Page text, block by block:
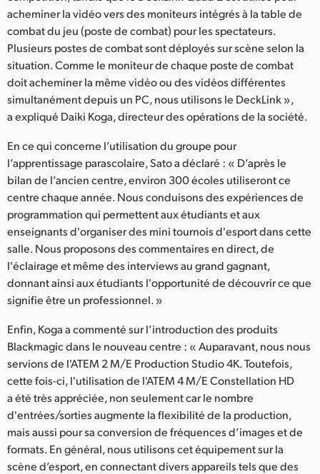
acheminer la vidéo vers des moniteurs intégrés à la table de
combat du jeu (poste de combat) pour les spectateurs.
Plusieurs postes de combat sont déployés sur scène selon la
situation. Comme le moniteur de chaque poste de combat
doit acheminer la même vidéo ou des vidéos différentes
simultanément depuis un PC, nous utilisons le DeckLink »,
a expliqué Daiki Koga, directeur des opérations de la société.
En ce qui concerne l’utilisation du groupe pour
l’apprentissage parascolaire, Sato a déclaré : « D’après le
bilan de l’ancien centre, environ 300 écoles utiliseront ce
centre chaque année. Nous conduisons des expériences de
programmation qui permettent aux étudiants et aux
enseignants d'organiser des mini tournois d'esport dans cette
salle. Nous proposons des commentaires en direct, de
l'éclairage et même des interviews au grand gagnant,
donnant ainsi aux étudiants l'opportunité de découvrir ce que
signifie être un professionnel. »
Enfin, Koga a commenté sur l’introduction des produits
Blackmagic dans le nouveau centre : « Auparavant, nous nous
servions de l'ATEM 2 M/E Production Studio 4K. Toutefois,
cette fois-ci, l'utilisation de l'ATEM 4 M/E Constellation HD
a été très appréciée, non seulement car le nombre
d'entrées/sorties augmente la flexibilité de la production,
mais aussi pour sa conversion de fréquences d’images et de
formats. En général, nous utilisons cet équipement sur la
scène d’esport, en connectant divers appareils tels que des